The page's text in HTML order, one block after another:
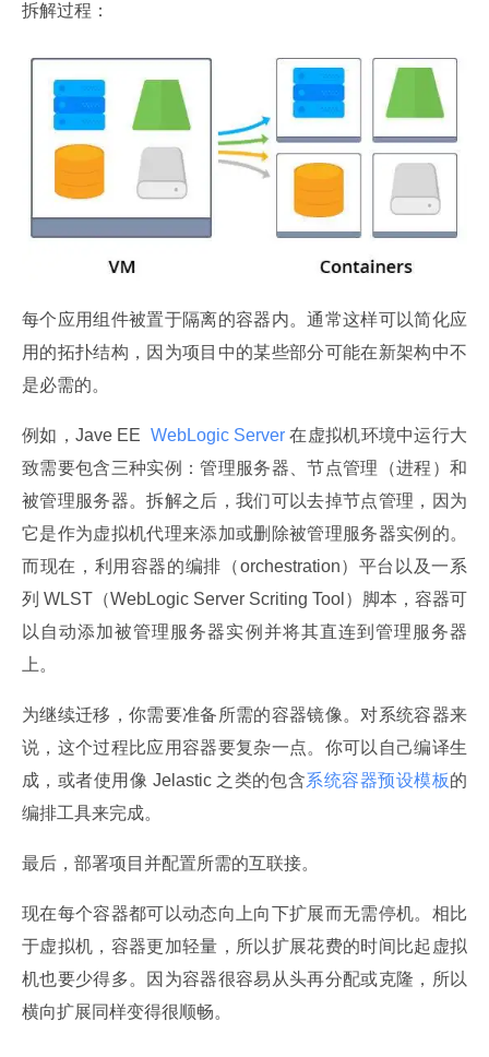
拆解过程：
每个应用组件被置于隔离的容器内。通常这样可以简化应
用的拓扑结构，因为项目中的某些部分可能在新架构中不
是必需的。
例如，Jave EE WebLogic Server 在虚拟机环境中运行大
致需要包含三种实例：管理服务器、节点管理（进程）和
被管理服务器。拆解之后，我们可以去掉节点管理，因为
它是作为虚拟机代理来添加或删除被管理服务器实例的。
而现在，利用容器的编排（orchestration）平台以及一系
列 WLST（WebLogic Server Scriting Tool）脚本，容器可
以自动添加被管理服务器实例并将其直连到管理服务器
上。
为继续迁移，你需要准备所需的容器镜像。对系统容器来
说，这个过程比应用容器要复杂一点。你可以自己编译生
成，或者使用像 Jelastic 之类的包含系统容器预设模板的
编排工具来完成。
最后，部署项目并配置所需的互联接。
现在每个容器都可以动态向上向下扩展而无需停机。相比
于虚拟机，容器更加轻量，所以扩展花费的时间比起虚拟
机也要少得多。因为容器很容易从头再分配或克隆，所以
横向扩展同样变得很顺畅。